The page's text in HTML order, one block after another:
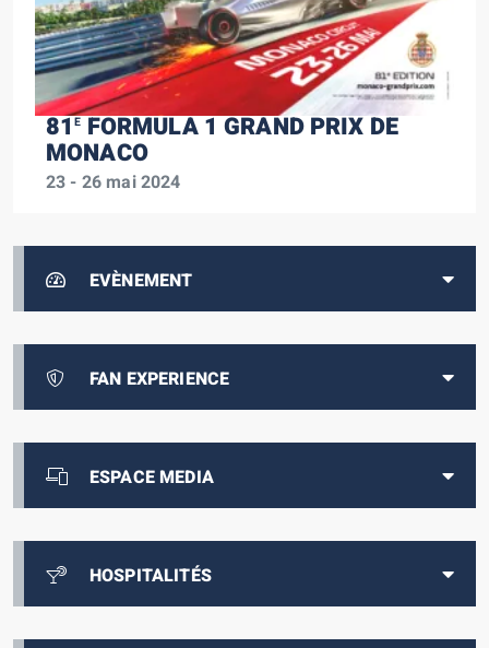
81EFORMULA 1 GRAND PRIX DE
MONACO
23 - 26 mai 2024
EVÈNEMENT
FAN EXPERIENCE
ESPACE MEDIA
HOSPITALITÉS